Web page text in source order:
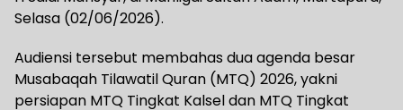
Selasa (02/06/2026).
Audiensi tersebut membahas dua agenda besar
Musabaqah Tilawatil Quran (MTQ) 2026, yakni
persiapan MTQ Tingkat Kalsel dan MTQ Tingkat